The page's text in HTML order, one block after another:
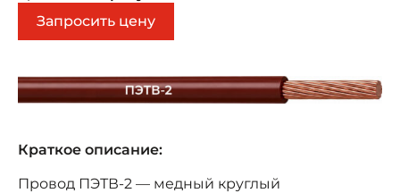
Запросить цену
Краткое описание:
Провод ПЭТВ-2 — медный круглый